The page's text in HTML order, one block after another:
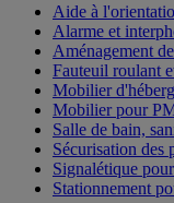
Aide à
Alarme et
Aménagement
Fauteuil roulant
Mobilier
Mobilier pour
Salle de bain,
Sécurisation des
Signalétique
Stationnement